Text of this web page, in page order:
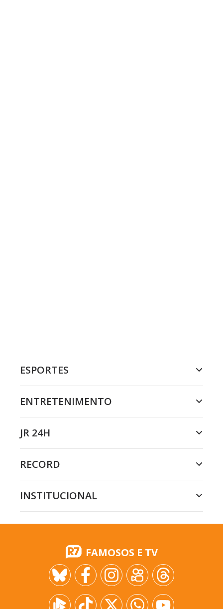
ESPORTES
ENTRETENIMENTO
JR 24H
RECORD
INSTITUCIONAL
FAMOSOS E TV